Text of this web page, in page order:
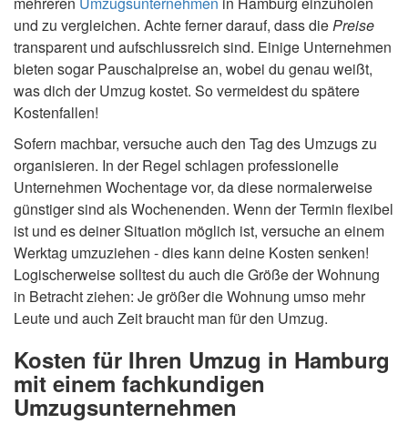
und zu vergleichen. Achte ferner darauf, dass diePreise
transparent und aufschlussreich sind. Einige Unternehmen
bieten sogar Pauschalpreise an, wobei du genau weißt,
was dich der Umzug kostet. So vermeidest du spätere
Kostenfallen!
Sofern machbar, versuche auch den Tag des Umzugs zu
organisieren. In der Regel schlagen professionelle
Unternehmen Wochentage vor, da diese normalerweise
günstiger sind als Wochenenden. Wenn der Termin flexibel
ist und es deiner Situation möglich ist, versuche an einem
Werktag umzuziehen - dies kann deine Kosten senken!
Logischerweise solltest du auch die Größe der Wohnung
in Betracht ziehen: Je größer die Wohnung umso mehr
Leute und auch Zeit braucht man für den Umzug.
Kosten für Ihren Umzug in Hamburg
mit einem fachkundigen
Umzugsunternehmen